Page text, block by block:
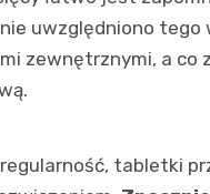
uwzględniono
zewnętrznymi, a co
tabletki